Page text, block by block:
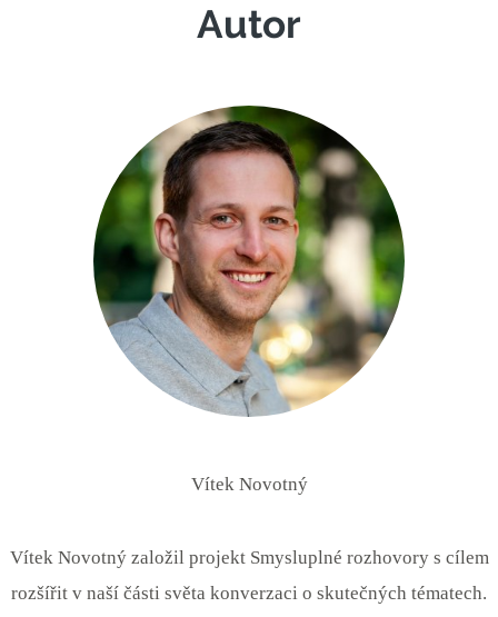
Autor
Vítek Novotný
Vítek Novotný založil projekt Smysluplné rozhovory s cílem
rozšířit v naší části světa konverzaci o skutečných tématech.